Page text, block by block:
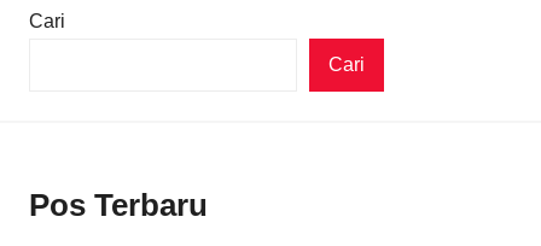
Cari
Cari
Pos Terbaru